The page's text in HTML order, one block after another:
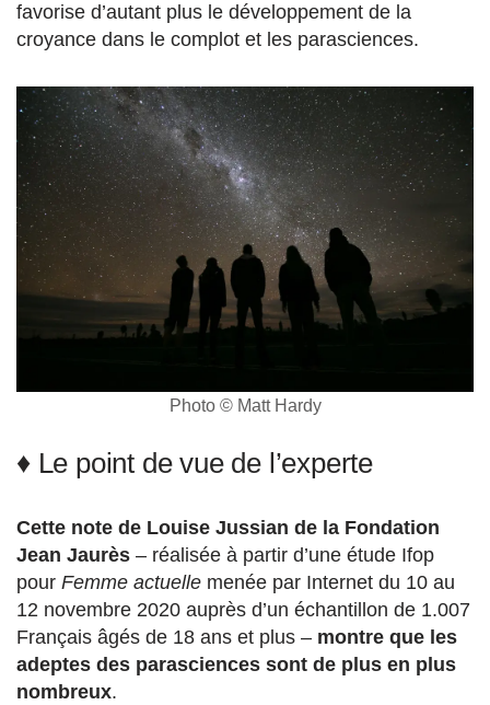
favorise d’autant plus le développement de la
croyance dans le complot et les parasciences.
Photo © Matt Hardy
♦ Le point de vue de l’experte
Cette note de Louise Jussian de la Fondation
Jean Jaurès – réalisée à partir d’une étude Ifop
pour Femme actuelle menée par Internet du 10 au
12 novembre 2020 auprès d’un échantillon de 1.007
Français âgés de 18 ans et plus – montre que les
adeptes des parasciences sont de plus en plus
nombreux.